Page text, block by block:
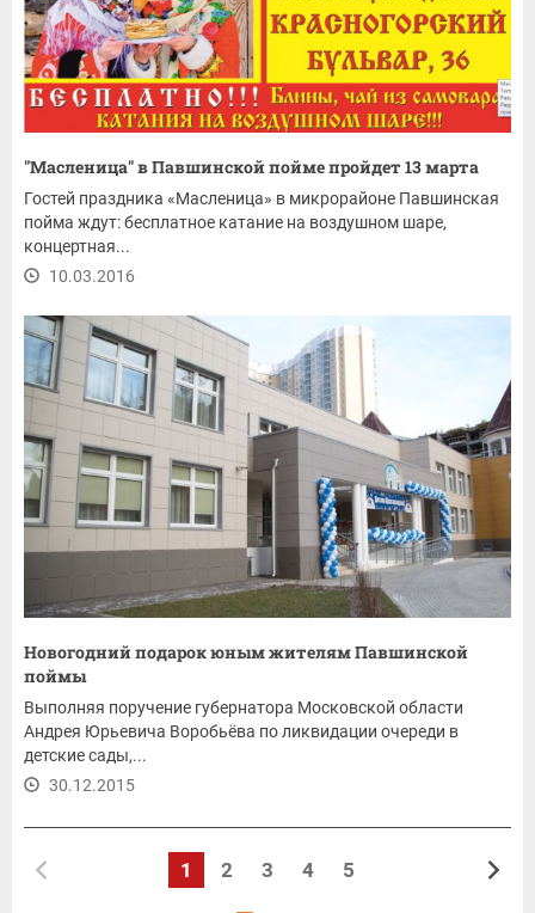
"Масленица" в Павшинской пойме пройдет 13 марта
Гостей праздника «Масленица» в микрорайоне Павшинская
пойма ждут: бесплатное катание на воздушном шаре,
концертная...
10.03.2016
Новогодний подарок юным жителям Павшинской
поймы
Выполняя поручение губернатора Московской области
Андрея Юрьевича Воробьёва по ликвидации очереди в
детские сады,...
30.12.2015
1 2 3 4 5